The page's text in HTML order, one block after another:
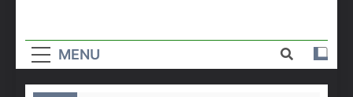
อาชีวศึกษา
นครสวรรค์
MENU